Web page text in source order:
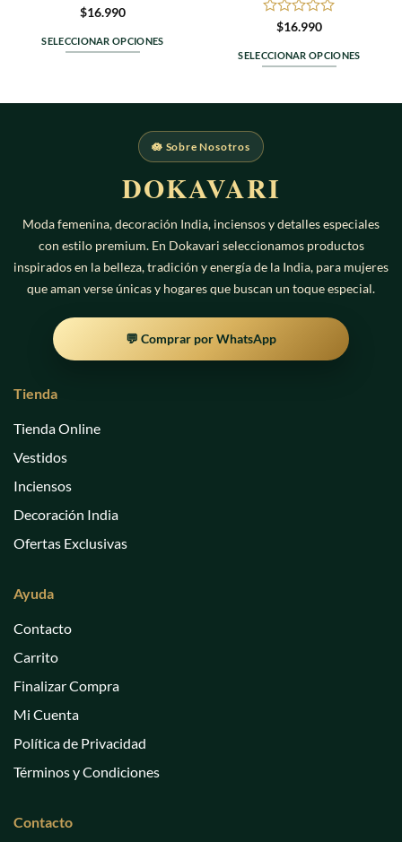
Valorado
0
de
$16.990
SELECCIONAR OPCIONES
variantes.
elegir
en
la
página
Valorado
0
de
$16.990
SELECCIONAR OPCIONES
pueden
elegir
en
de
producto
🪷 Sobre Nosotros
DOKAVARI
Moda femenina, decoración India, inciensos y detalles especiales
con estilo premium. En Dokavari seleccionamos productos
inspirados en la belleza, tradición y energía de la India, para mujeres
que aman verse únicas y hogares que buscan un toque especial.
💬 Comprar por WhatsApp
Tienda
Tienda Online
Vestidos
Inciensos
Decoración India
Ofertas Exclusivas
Ayuda
Contacto
Carrito
Finalizar Compra
Mi Cuenta
Política de Privacidad
Términos y Condiciones
Contacto